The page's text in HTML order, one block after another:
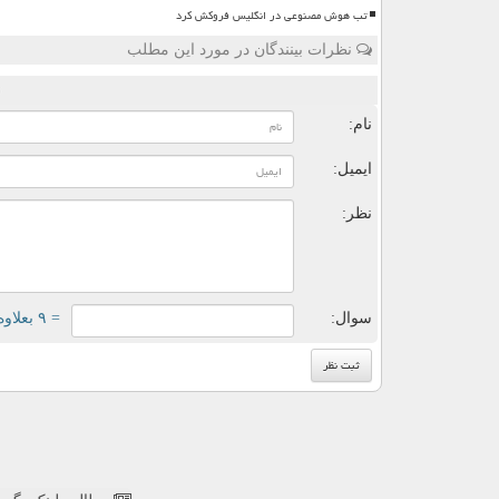
تب هوش مصنوعی در انگلیس فروکش کرد
نظرات بینندگان در مورد این مطلب
نام:
ایمیل:
نظر:
سوال: = ۹ بعلاوه ۱